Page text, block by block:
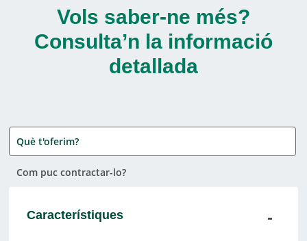
Vols saber-ne més?
Consulta’n la informació
detallada
Què t'oferim?
Com puc contractar-lo?
Característiques